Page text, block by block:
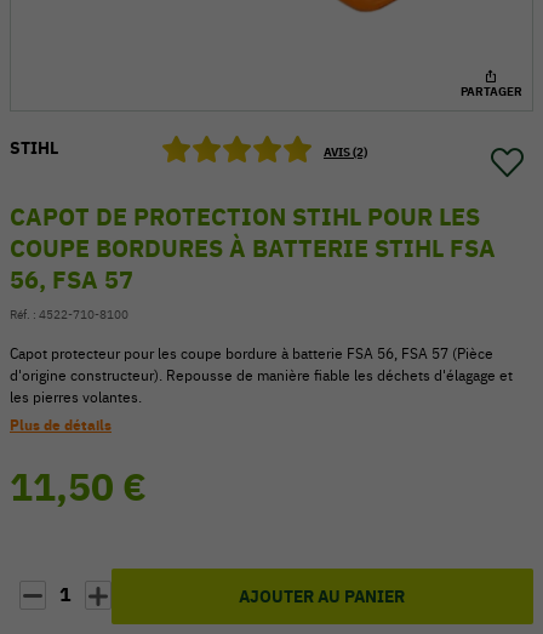
V
PARTAGER
STIHL AVIS (2)
CAPOT DE PROTECTION STIHL POUR LES
COUPE BORDURES À BATTERIE STIHL FSA
56, FSA 57
Réf. : 4522-710-8100
Capot protecteur pour les coupe bordure à batterie FSA 56, FSA 57 (Pièce
d'origine constructeur). Repousse de manière fiable les déchets d'élagage et
les pierres volantes.
Plus de détails
11,50 €
1 AJOUTER AU PANIER